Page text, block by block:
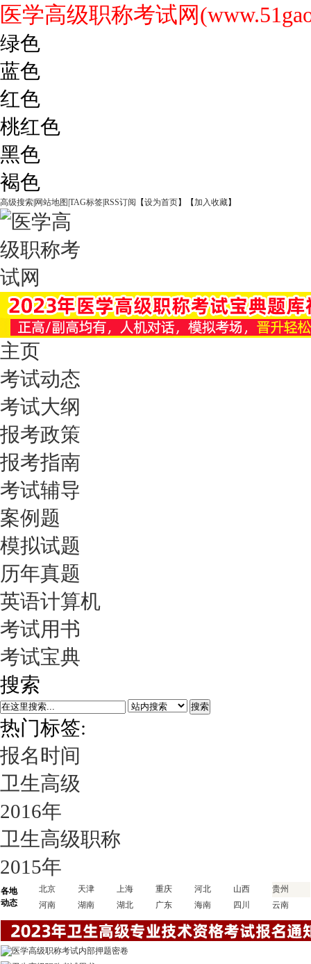
医学高级职称考试网
绿色
蓝色
红色
桃红色
黑色
褐色
高级搜索 网站地图 TAG标签RSS订阅 【设为首页】【加入收藏】
主页
考试动态
考试大纲
报考政策
报考指南
考试辅导
案例题
模拟试题
历年真题
英语计算机
考试用书
考试宝典
搜索
搜索
热门标签:
报名时间
卫生高级
2016年
卫生高级职称
2015年
各地
动态
北京 天津 上海 重庆 河北 山西
贵州
河南
湖南 湖北 广东 海南 四川 云南